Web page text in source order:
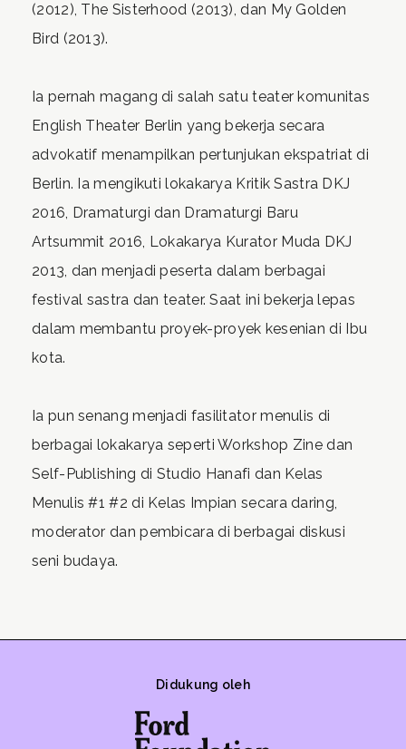
(2012), The Sisterhood (2013), dan My Golden
Bird (2013).
Ia pernah magang di salah satu teater komunitas
English Theater Berlin yang bekerja secara
advokatif menampilkan pertunjukan ekspatriat di
Berlin. Ia mengikuti lokakarya Kritik Sastra DKJ
2016, Dramaturgi dan Dramaturgi Baru
Artsummit 2016, Lokakarya Kurator Muda DKJ
2013, dan menjadi peserta dalam berbagai
festival sastra dan teater. Saat ini bekerja lepas
dalam membantu proyek-proyek kesenian di Ibu
kota.
Ia pun senang menjadi fasilitator menulis di
berbagai lokakarya seperti Workshop Zine dan
Self-Publishing di Studio Hanafi dan Kelas
Menulis #1 #2 di Kelas Impian secara daring,
moderator dan pembicara di berbagai diskusi
seni budaya.
Didukung oleh